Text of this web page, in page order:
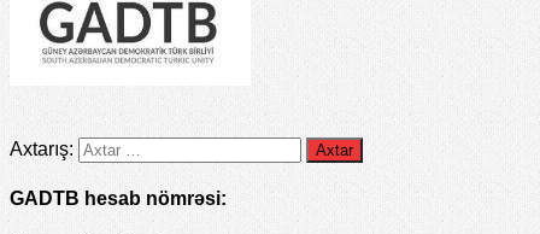
Axtarış:
GADTB hesab nömrəsi: